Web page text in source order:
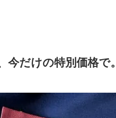
だけの特別価格で。